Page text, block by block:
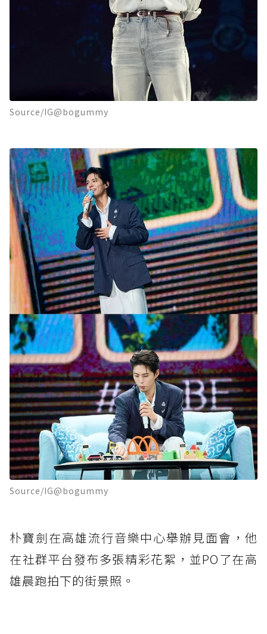
Source/IG@bogummy
Source/IG@bogummy
朴寶劍在高雄流行音樂中心舉辦見面會，他
在社群平台發布多張精彩花絮，並PO了在高
雄晨跑拍下的街景照。